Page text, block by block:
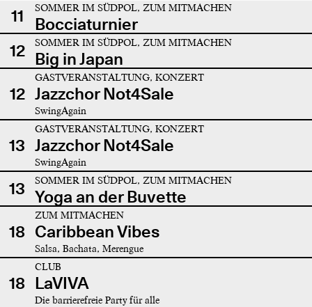
11 SOMMER IM SÜDPOL, ZUM MITMACHEN
Bocciaturnier
12
SOMMER IM SÜDPOL, ZUM MITMACHEN
Big in Japan
12
GASTVERANSTALTUNG, KONZERT
Jazzchor Not4Sale
SwingAgain
13
GASTVERANSTALTUNG, KONZERT
Jazzchor Not4Sale
SwingAgain
13 SOMMER IM SÜDPOL, ZUM MITMACHEN
Yoga an der Buvette
18
ZUM MITMACHEN
Caribbean Vibes
Salsa, Bachata, Merengue
18
CLUB
LaVIVA
Die barrierefreie Party für alle